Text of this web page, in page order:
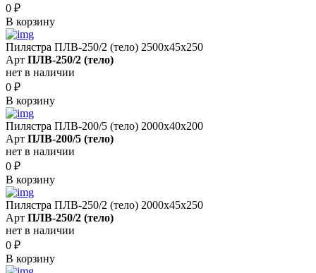
0 ₽
В корзину
Пилястра ПЛВ-250/2 (тело) 2500х45х250
Арт ПЛВ-250/2 (тело)
нет в наличии
0 ₽
В корзину
Пилястра ПЛВ-200/5 (тело) 2000х40х200
Арт ПЛВ-200/5 (тело)
нет в наличии
0 ₽
В корзину
Пилястра ПЛВ-250/2 (тело) 2000х45х250
Арт ПЛВ-250/2 (тело)
нет в наличии
0 ₽
В корзину